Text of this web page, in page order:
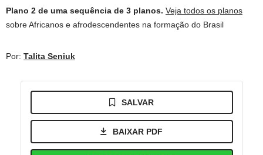
Plano 2 de uma sequência de 3 planos. Veja todos os planos
sobre Africanos e afrodescendentes na formação do Brasil
Por: Talita Seniuk
SALVAR
BAIXAR PDF